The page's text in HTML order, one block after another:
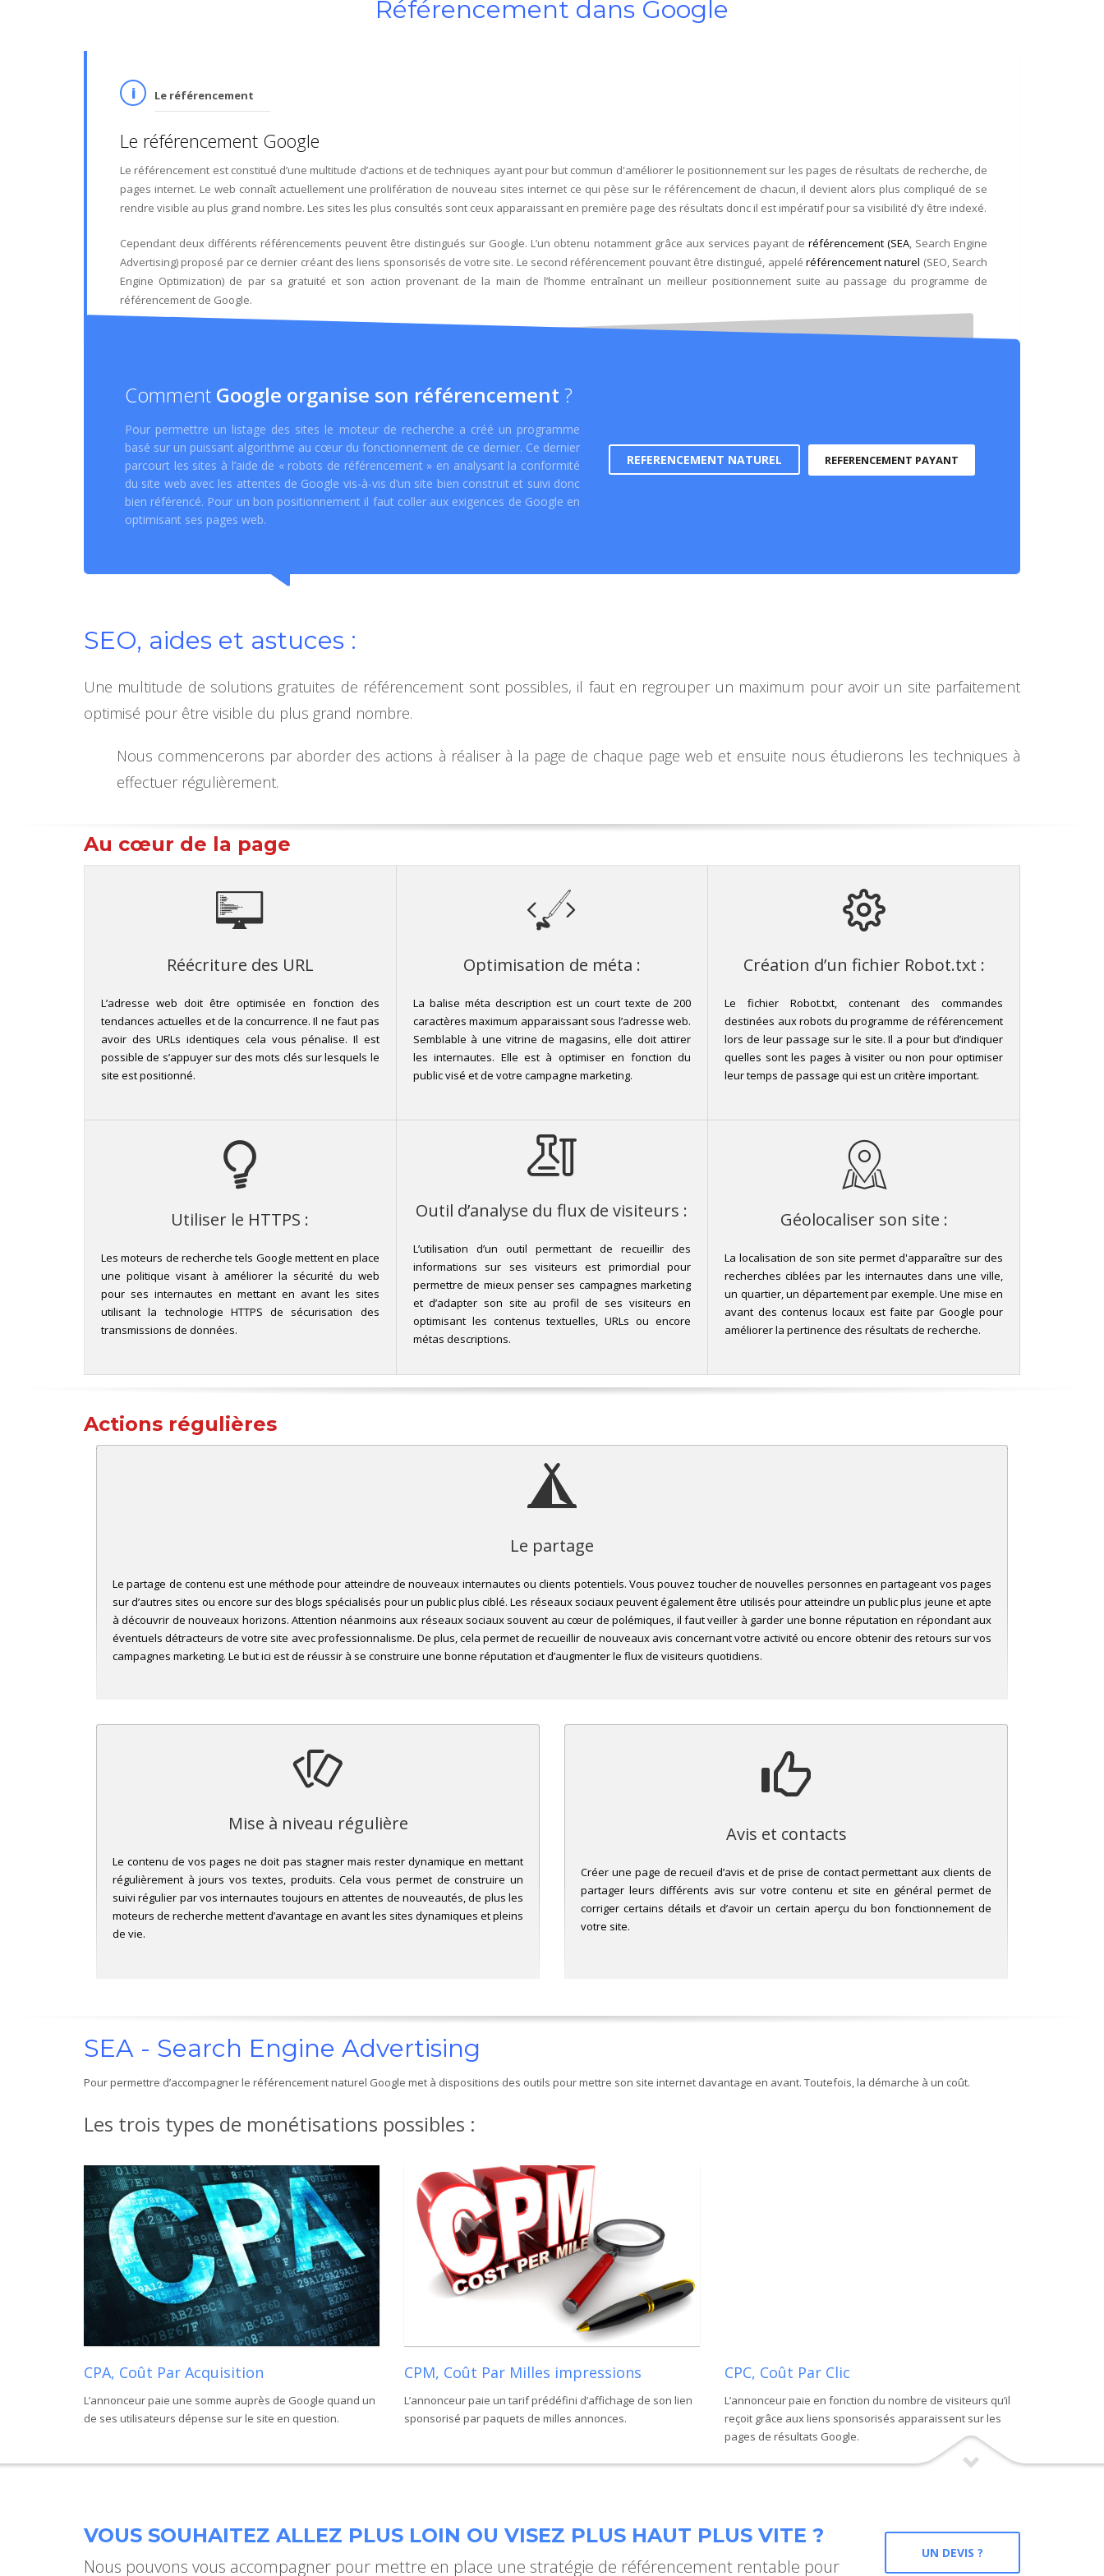
Référencement dans Google
Le référencement
Le référencement Google
Le référencement est constitué d’une multitude d’actions et de techniques ayant pour but commun d'améliorer le positionnement sur les pages de résultats de recherche, de
pages internet. Le web connaît actuellement une prolifération de nouveau sites internet ce qui pèse sur le référencement de chacun, il devient alors plus compliqué de se
rendre visible au plus grand nombre. Les sites les plus consultés sont ceux apparaissant en première page des résultats donc il est impératif pour sa visibilité d’y être indexé.
Cependant deux différents référencements peuvent être distingués sur Google. L’un obtenu notamment grâce aux services payant de référencement (SEA, Search Engine
Advertising) proposé par ce dernier créant des liens sponsorisés de votre site. Le second référencement pouvant être distingué, appeléréférencement naturel (SEO, Search
Engine Optimization) de par sa gratuité et son action provenant de la main de l’homme entraînant un meilleur positionnement suite au passage du programme de
référencement de Google.
Comment Google organise son référencement ?
Pour permettre un listage des sites le moteur de recherche a créé un programme
basé sur un puissant algorithme au cœur du fonctionnement de ce dernier. Ce dernier
parcourt les sites à l’aide de « robots de référencement » en analysant la conformité
du site web avec les attentes de Google vis-à-vis d’un site bien construit et suivi donc
bien référencé. Pour un bon positionnement il faut coller aux exigences de Google en
optimisant ses pages web.
REFERENCEMENT NATUREL REFERENCEMENT PAYANT
SEO, aides et astuces :
Une multitude de solutions gratuites de référencement sont possibles, il faut en regrouper un maximum pour avoir un site parfaitement
optimisé pour être visible du plus grand nombre.
Nous commencerons par aborder des actions à réaliser à la page de chaque page web et ensuite nous étudierons les techniques à
effectuer régulièrement.
Au cœur de la page
Réécriture des URL
L’adresse web doit être optimisée en fonction des
tendances actuelles et de la concurrence. Il ne faut pas
avoir des URLs identiques cela vous pénalise. Il est
possible de s’appuyer sur des mots clés sur lesquels le
site est positionné.
Optimisation de méta :
La balise méta description est un court texte de 200
caractères maximum apparaissant sous l’adresse web.
Semblable à une vitrine de magasins, elle doit attirer
les internautes. Elle est à optimiser en fonction du
public visé et de votre campagne marketing.
Création d’un fichier Robot.txt :
Le fichier Robot.txt, contenant des commandes
destinées aux robots du programme de référencement
lors de leur passage sur le site. Il a pour but d’indiquer
quelles sont les pages à visiter ou non pour optimiser
leur temps de passage qui est un critère important.
Utiliser le HTTPS :
Les moteurs de recherche tels Google mettent en place
une politique visant à améliorer la sécurité du web
pour ses internautes en mettant en avant les sites
utilisant la technologie HTTPS de sécurisation des
transmissions de données.
Outil d’analyse du flux de visiteurs :
L’utilisation d’un outil permettant de recueillir des
informations sur ses visiteurs est primordial pour
permettre de mieux penser ses campagnes marketing
et d’adapter son site au profil de ses visiteurs en
optimisant les contenus textuelles, URLs ou encore
métas descriptions.
Géolocaliser son site :
La localisation de son site permet d'apparaître sur des
recherches ciblées par les internautes dans une ville,
un quartier, un département par exemple. Une mise en
avant des contenus locaux est faite par Google pour
améliorer la pertinence des résultats de recherche.
Actions régulières
Le partage
Le partage de contenu est une méthode pour atteindre de nouveaux internautes ou clients potentiels. Vous pouvez toucher de nouvelles personnes en partageant vos pages
sur d’autres sites ou encore sur des blogs spécialisés pour un public plus ciblé. Les réseaux sociaux peuvent également être utilisés pour atteindre un public plus jeune et apte
à découvrir de nouveaux horizons. Attention néanmoins aux réseaux sociaux souvent au cœur de polémiques, il faut veiller à garder une bonne réputation en répondant aux
éventuels détracteurs de votre site avec professionnalisme. De plus, cela permet de recueillir de nouveaux avis concernant votre activité ou encore obtenir des retours sur vos
campagnes marketing. Le but ici est de réussir à se construire une bonne réputation et d’augmenter le flux de visiteurs quotidiens.
Mise à niveau régulière
Le contenu de vos pages ne doit pas stagner mais rester dynamique en mettant
régulièrement à jours vos textes, produits. Cela vous permet de construire un
suivi régulier par vos internautes toujours en attentes de nouveautés, de plus les
moteurs de recherche mettent d’avantage en avant les sites dynamiques et pleins
de vie.
Avis et contacts
Créer une page de recueil d’avis et de prise de contact permettant aux clients de
partager leurs différents avis sur votre contenu et site en général permet de
corriger certains détails et d’avoir un certain aperçu du bon fonctionnement de
votre site.
SEA - Search Engine Advertising
Pour permettre d’accompagner le référencement naturel Google met à dispositions des outils pour mettre son site internet davantage en avant. Toutefois, la démarche à un coût.
Les trois types de monétisations possibles :
CPA, Coût Par Acquisition
L’annonceur paie une somme auprès de Google quand un
de ses utilisateurs dépense sur le site en question.
CPM, Coût Par Milles impressions
L’annonceur paie un tarif prédéfini d’affichage de son lien
sponsorisé par paquets de milles annonces.
CPC, Coût Par Clic
L’annonceur paie en fonction du nombre de visiteurs qu’il
reçoit grâce aux liens sponsorisés apparaissent sur les
pages de résultats Google.
VOUS SOUHAITEZ ALLEZ PLUS LOIN OU VISEZ PLUS HAUT PLUS VITE ?
Nous pouvons vous accompagner pour mettre en place une stratégie de référencement rentable pour
UN DEVIS ?